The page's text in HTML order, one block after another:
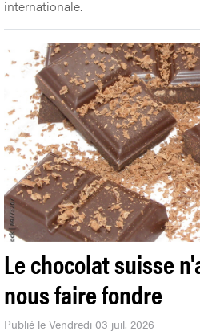
internationale.
Le chocolat suisse
nous faire fondre
Publié le Vendredi 03 juil. 2026